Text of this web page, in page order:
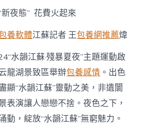
包
心
得;
花
費
火
起
來〉
中
夜態” 花費火起來
養軟體江蘇記者 王包養網推薦煒
水韻江蘇·殘暴夏夜”主題運動啟
龍湖景致區舉辦包養感情 。出色
顯“水韻江蘇”靈動之美，非遺闤
表演讓人戀戀不捨。夜色之下，
動，綻放“水韻江蘇”無窮魅力。